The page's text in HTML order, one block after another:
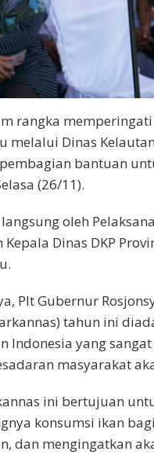
rangka
melalui Dinas
bantuan
(26/11).
oleh
Dinas DKP
Plt Gubernur
tahun ini
Indonesia yang
masyarakat
ini bertujuan
konsumsi ikan
dan mengingatkan